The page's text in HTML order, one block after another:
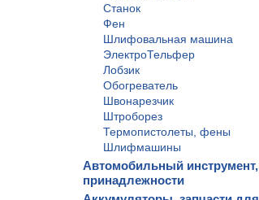
Станок
Фен
Шлифовальная машина
ЭлектроТельфер
Лобзик
Обогреватель
Швонарезчик
Штроборез
Термопистолеты, фены
Шлифмашины
Автомобильный инструмент,
принадлежности